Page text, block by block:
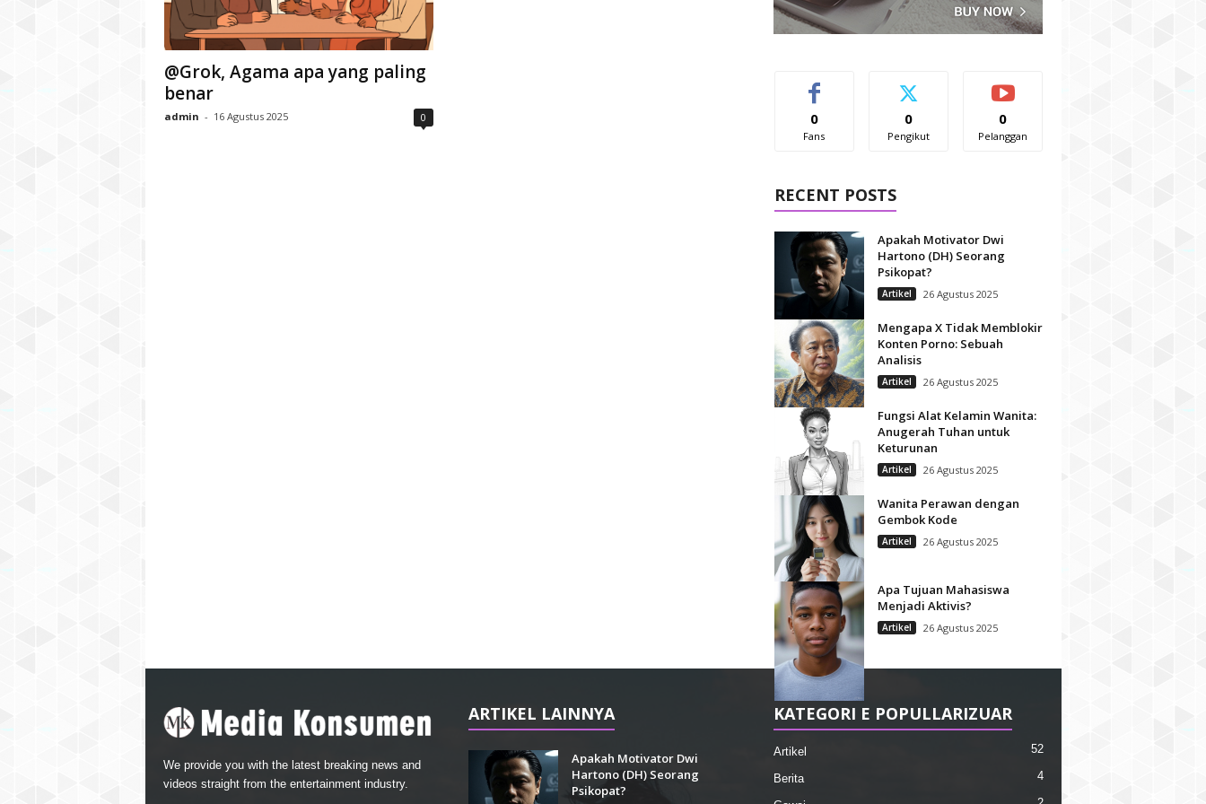
@Grok, Agama apa yang paling
benar
admin - 16 Agustus 2025 0 0
Fans
0
Pengikut
0
Pelanggan
RECENT POSTS
Apakah Motivator Dwi
Hartono (DH) Seorang
Psikopat?
Artikel 26 Agustus 2025
Mengapa X Tidak Memblokir
Konten Porno: Sebuah
Analisis
Artikel 26 Agustus 2025
Fungsi Alat Kelamin Wanita:
Anugerah Tuhan untuk
Keturunan
Artikel 26 Agustus 2025
Wanita Perawan dengan
Gembok Kode
Artikel 26 Agustus 2025
Apa Tujuan Mahasiswa
Menjadi Aktivis?
Artikel 26 Agustus 2025
We provide you with the latest breaking news and
videos straight from the entertainment industry.
ARTIKEL LAINNYA
Apakah Motivator Dwi
Hartono (DH) Seorang
Psikopat?
KATEGORI E POPULLARIZUAR
Artikel 52
Berita 4